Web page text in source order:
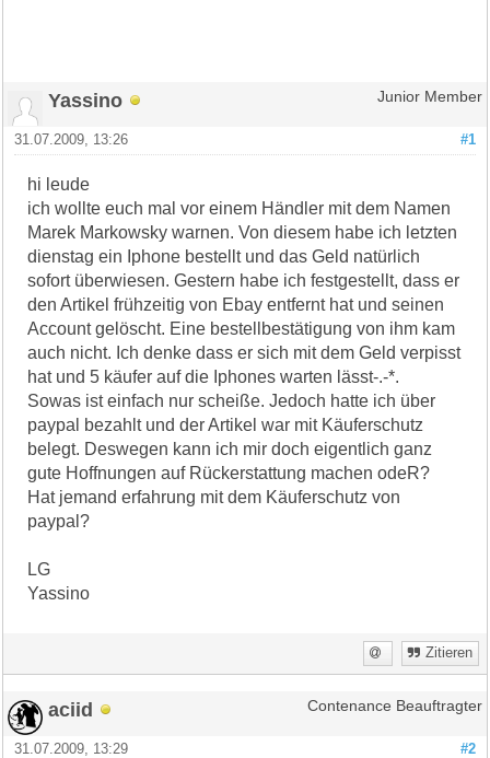
Yassino Junior Member
#1
31.07.2009, 13:26
hi leude
ich wollte euch mal vor einem Händler mit dem Namen
Marek Markowsky warnen. Von diesem habe ich letzten
dienstag ein Iphone bestellt und das Geld natürlich
sofort überwiesen. Gestern habe ich festgestellt, dass er
den Artikel frühzeitig von Ebay entfernt hat und seinen
Account gelöscht. Eine bestellbestätigung von ihm kam
auch nicht. Ich denke dass er sich mit dem Geld verpisst
hat und 5 käufer auf die Iphones warten lässt-.-*.
Sowas ist einfach nur scheiße. Jedoch hatte ich über
paypal bezahlt und der Artikel war mit Käuferschutz
belegt. Deswegen kann ich mir doch eigentlich ganz
gute Hoffnungen auf Rückerstattung machen odeR?
Hat jemand erfahrung mit dem Käuferschutz von
paypal?
LG
Yassino
Zitieren
aciid Contenance Beauftragter
#2
31.07.2009, 13:29